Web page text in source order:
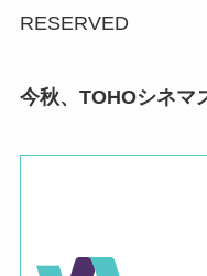
RESERVED
今秋、TOHOシネマ